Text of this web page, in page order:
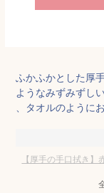
ふかふかとした厚
ようなみずみずし
、タオルのように
【厚手の手口拭き】